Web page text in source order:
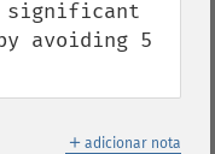
significant
avoiding 5
＋ adicionar nota